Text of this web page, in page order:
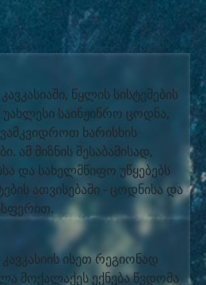
წყლის სისტემების
საინჟინრო ცოდნა,
ხარისხის
ამ მიზნის შესაბამისად,
და სახელმწიფო უწყებებს
ათვისებაში - ცოდნისა და
ისეთ რეგიონად
მოქალაქეს ექნება წვდომა